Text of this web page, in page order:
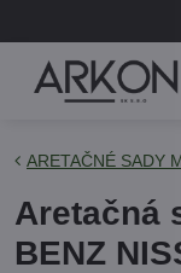
ARETAČNÉ SADY
Aretačná
BENZ